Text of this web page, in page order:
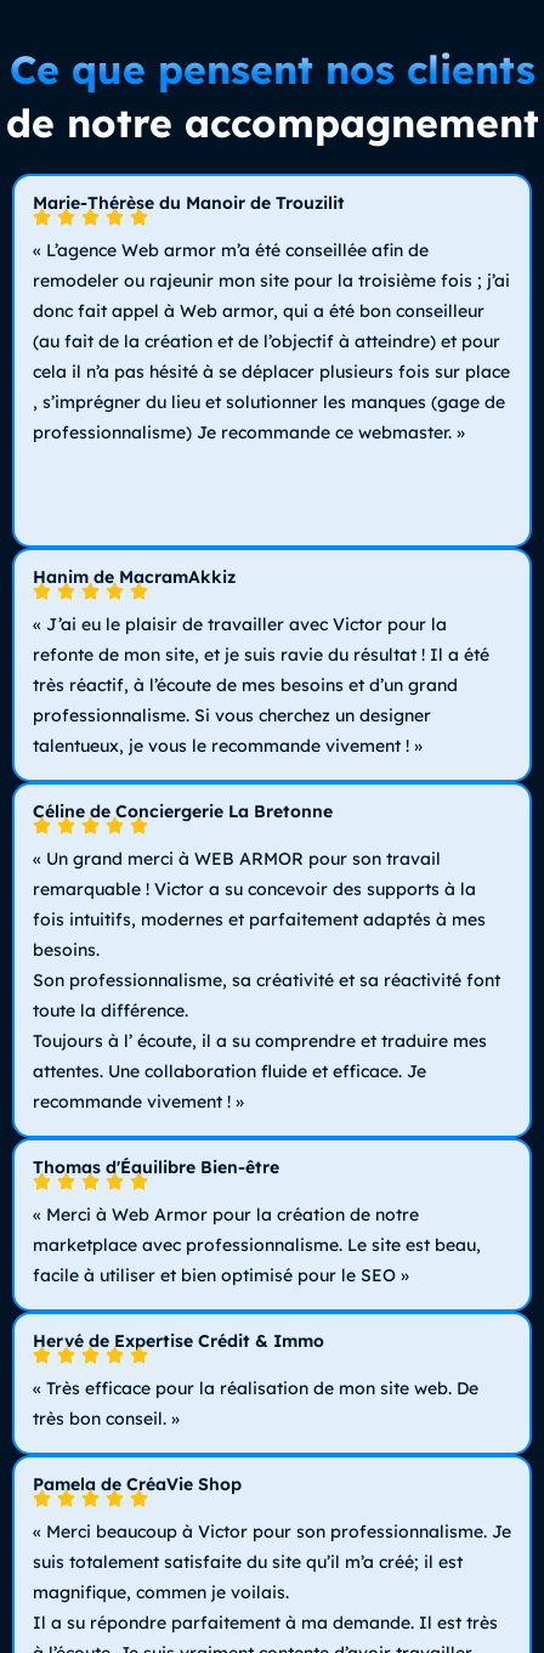
Ce que pensent nos clients
de notre accompagnement
Marie-Thérèse du Manoir de Trouzilit
« L’agence Web armor m’a été conseillée afin de
remodeler ou rajeunir mon site pour la troisième fois ; j’ai
donc fait appel à Web armor, qui a été bon conseilleur
(au fait de la création et de l’objectif à atteindre) et pour
cela il n’a pas hésité à se déplacer plusieurs fois sur place
, s’imprégner du lieu et solutionner les manques (gage de
professionnalisme) Je recommande ce webmaster. »
Hanim de MacramAkkiz
« J’ai eu le plaisir de travailler avec Victor pour la
refonte de mon site, et je suis ravie du résultat ! Il a été
très réactif, à l’écoute de mes besoins et d’un grand
professionnalisme. Si vous cherchez un designer
talentueux, je vous le recommande vivement ! »
Céline de Conciergerie La Bretonne
« Un grand merci à WEB ARMOR pour son travail
remarquable ! Victor a su concevoir des supports à la
fois intuitifs, modernes et parfaitement adaptés à mes
besoins.
Son professionnalisme, sa créativité et sa réactivité font
toute la différence.
Toujours à l’ écoute, il a su comprendre et traduire mes
attentes. Une collaboration fluide et efficace. Je
recommande vivement ! »
Thomas d'Équilibre Bien-être
« Merci à Web Armor pour la création de notre
marketplace avec professionnalisme. Le site est beau,
facile à utiliser et bien optimisé pour le SEO »
Hervé de Expertise Crédit & Immo
« Très efficace pour la réalisation de mon site web. De
très bon conseil. »
Pamela de CréaVie Shop
« Merci beaucoup à Victor pour son professionnalisme. Je
suis totalement satisfaite du site qu’il m’a créé; il est
magnifique, commen je voilais.
Il a su répondre parfaitement à ma demande. Il est très